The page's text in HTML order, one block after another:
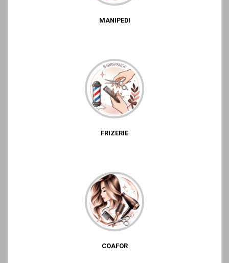
MANIPEDI
FRIZERIE
COAFOR